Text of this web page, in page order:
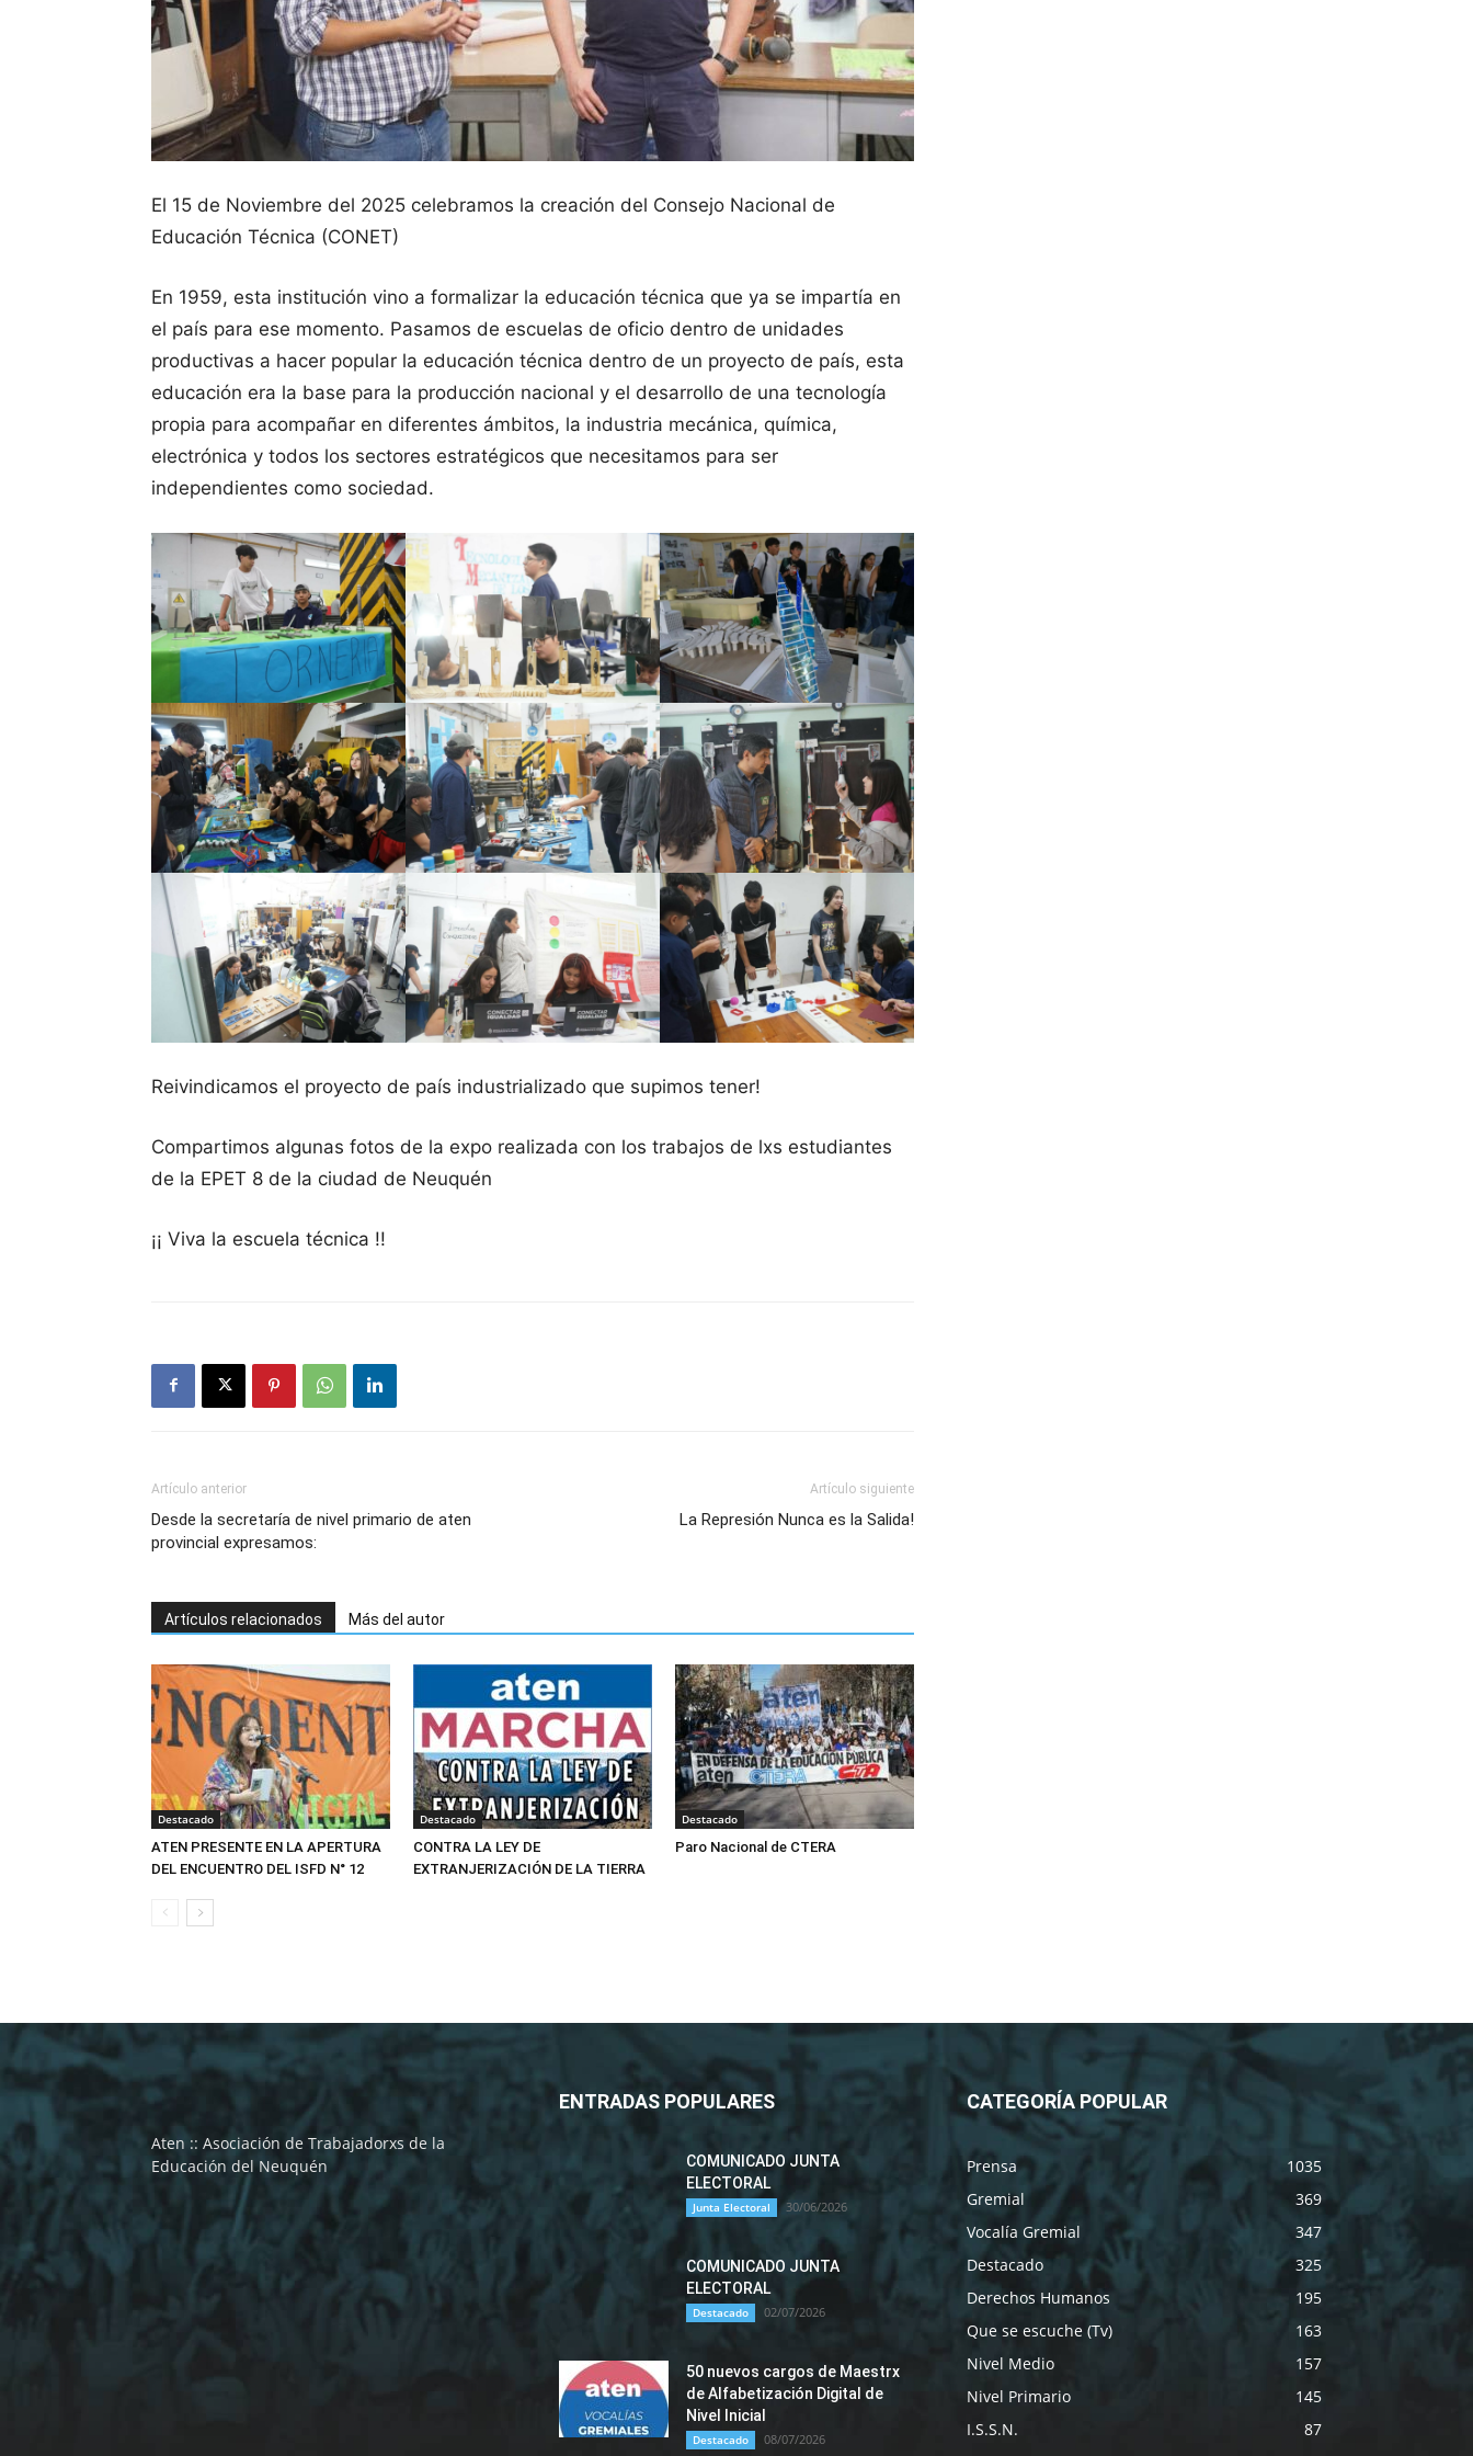
El 15 de Noviembre del 2025 celebramos la creación del Consejo Nacional de
Educación Técnica (CONET)
En 1959, esta institución vino a formalizar la educación técnica que ya se impartía en
el país para ese momento. Pasamos de escuelas de oficio dentro de unidades
productivas a hacer popular la educación técnica dentro de un proyecto de país, esta
educación era la base para la producción nacional y el desarrollo de una tecnología
propia para acompañar en diferentes ámbitos, la industria mecánica, química,
electrónica y todos los sectores estratégicos que necesitamos para ser
independientes como sociedad.
Reivindicamos el proyecto de país industrializado que supimos tener!
Compartimos algunas fotos de la expo realizada con los trabajos de lxs estudiantes
de la EPET 8 de la ciudad de Neuquén
¡¡ Viva la escuela técnica !!
Artículo anterior
Desde la secretaría de nivel primario de aten
provincial expresamos:
Artículo siguiente
La Represión Nunca es la Salida!
Artículos relacionados Más del autor
Destacado
ATEN PRESENTE EN LA APERTURA
DEL ENCUENTRO DEL ISFD N° 12
Destacado
CONTRA LA LEY DE
EXTRANJERIZACIÓN DE LA TIERRA
Destacado
Paro Nacional de CTERA
Aten :: Asociación de Trabajadorxs de la
Educación del Neuquén
ENTRADAS POPULARES
COMUNICADO JUNTA
ELECTORAL
Junta Electoral 30/06/2026
COMUNICADO JUNTA
ELECTORAL
Destacado 02/07/2026
50 nuevos cargos de Maestrx
de Alfabetización Digital de
Nivel Inicial
Destacado 08/07/2026
CATEGORÍA POPULAR
Prensa
1035
Gremial
369
Vocalía Gremial
347
Destacado
325
Derechos Humanos
195
Que se escuche (Tv)
163
Nivel Medio
157
Nivel Primario
145
I.S.S.N.
87